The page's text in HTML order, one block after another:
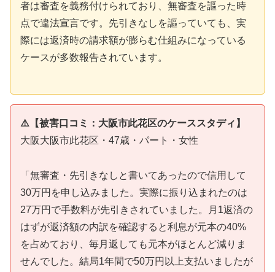
者は審査を義務付けられており、無審査を謳った時
点で違法宣言です。先引きなしを謳っていても、実
際には返済時の請求額が膨らむ仕組みになっている
ケースが多数報告されています。
⚠️【被害口コミ：大阪市此花区のケーススタディ】
大阪大阪市此花区・47歳・パート・女性
「無審査・先引きなしと書いてあったので信用して
30万円を申し込みました。実際に振り込まれたのは
27万円で手数料が先引きされていました。月1返済の
はずが返済額の内訳を確認すると利息が元本の40%
を占めており、毎月返しても元本がほとんど減りま
せんでした。結局1年間で50万円以上支払いましたが